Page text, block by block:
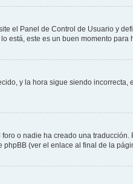
el Panel de Control de Usuario y
está, este es un buen momento para
y la hora sigue siendo
o nadie ha creado una
(ver el enlace al final de la